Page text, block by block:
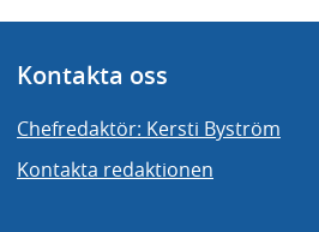
Kontakta oss
Chefredaktör: Kersti Byström
Kontakta redaktionen